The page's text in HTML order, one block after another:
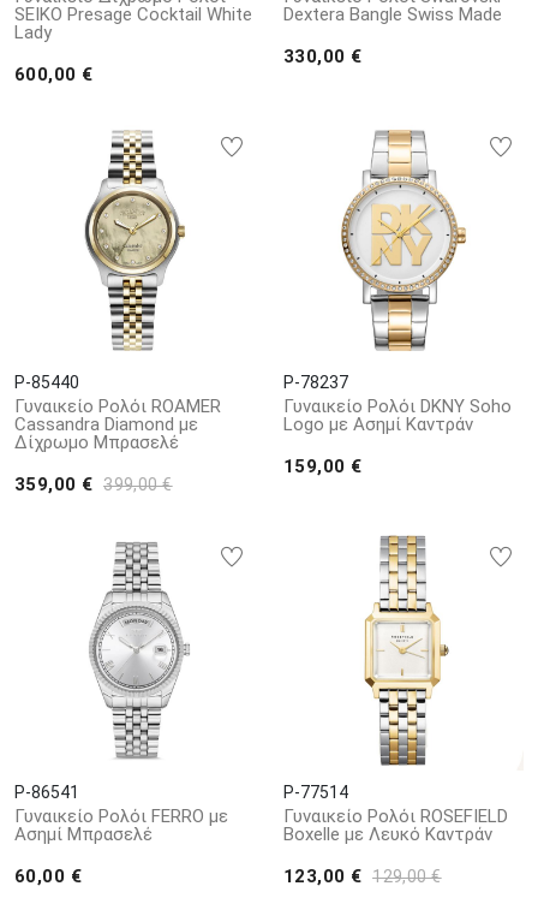
SEIKO Presage Cocktail White
Lady
600,00 €
Dextera Bangle Swiss Made
330,00 €
P-85440
Γυναικείο Ρολόι ROAMER
Cassandra Diamond με
Δίχρωμο Μπρασελέ
359,00 € 399,00 €
P-78237
Γυναικείο Ρολόι DKNY Soho
Logo με Ασημί Καντράν
159,00 €
P-86541
Γυναικείο Ρολόι FERRO με
Ασημί Μπρασελέ
60,00 €
P-77514
Γυναικείο Ρολόι ROSEFIELD
Boxelle με Λευκό Καντράν
123,00 € 129,00 €